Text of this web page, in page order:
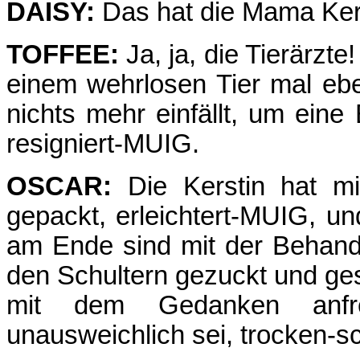
DAISY: Das hat die Mama
TOFFEE: Ja, ja, die
einem wehrlosen Tier mal
nichts mehr einfällt, um
resigniert-MUIG.
OSCAR: Die Kerstin hat
gepackt, erleichtert-MUIG,
am Ende sind mit der
den Schultern gezuckt und
mit dem Gedanken
unausweichlich sei, trocken-